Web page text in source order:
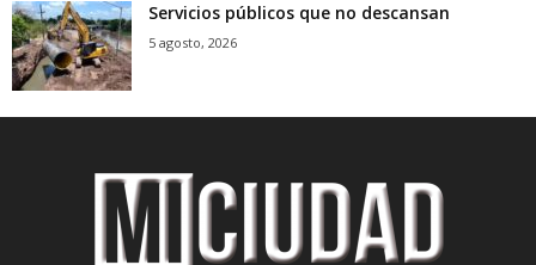
Servicios públicos que no descansan
5 agosto, 2026